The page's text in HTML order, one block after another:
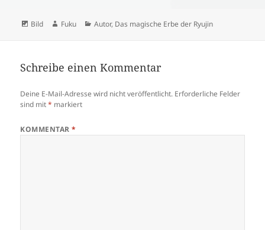
Format
Bild Autor
Fuku Kategorien
Autor, Das magische Erbe der Ryujin
Schreibe einen Kommentar
Deine E-Mail-Adresse wird nicht veröffentlicht. Erforderliche Felder
sind mit* markiert
KOMMENTAR*